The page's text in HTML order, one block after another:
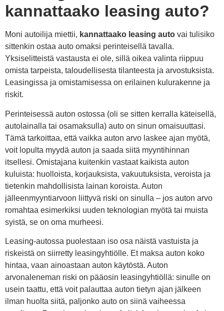
kannattaako leasing auto?
Moni autoilija miettii, kannattaako leasing auto vai tulisiko
sittenkin ostaa auto omaksi perinteisellä tavalla.
Yksiselitteistä vastausta ei ole, sillä oikea valinta riippuu
omista tarpeista, taloudellisesta tilanteesta ja arvostuksista.
Leasingissa ja omistamisessa on erilainen kulurakenne ja
riskit.
Perinteisessä auton ostossa (oli se sitten kerralla käteisellä,
autolainalla tai osamaksulla) auto on sinun omaisuuttasi.
Tämä tarkoittaa, että vaikka auton arvo laskee ajan myötä,
voit lopulta myydä auton ja saada siitä myyntihinnan
itsellesi. Omistajana kuitenkin vastaat kaikista auton
kuluista: huolloista, korjauksista, vakuutuksista, veroista ja
tietenkin mahdollisista lainan koroista. Auton
jälleenmyyntiarvoon liittyvä riski on sinulla – jos auton arvo
romahtaa esimerkiksi uuden teknologian myötä tai muista
syistä, se on oma murheesi.
Leasing-autossa puolestaan iso osa näistä vastuista ja
riskeistä on siirretty leasingyhtiölle. Et maksa auton koko
hintaa, vaan ainoastaan auton käytöstä. Auton
arvonaleneman riski on pääosin leasingyhtiöllä: sinulle on
usein taattu, että voit palauttaa auton tietyn ajan jälkeen
ilman huolta siitä, paljonko auto on siinä vaiheessa